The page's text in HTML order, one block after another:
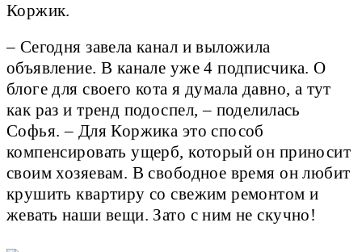
Коржик.
– Сегодня завела канал и выложила
объявление. В канале уже 4 подписчика. О
блоге для своего кота я думала давно, а тут
как раз и тренд подоспел, – поделилась
Софья. – Для Коржика это способ
компенсировать ущерб, который он приносит
своим хозяевам. В свободное время он любит
крушить квартиру со свежим ремонтом и
жевать наши вещи. Зато с ним не скучно!